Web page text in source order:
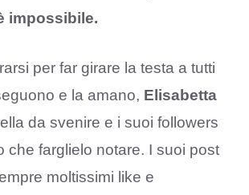
impossibile.
per far girare la testa a tutti
e la amano, Elisabetta
da svenire e i suoi followers
che farglielo notare. I suoi post
moltissimi like e